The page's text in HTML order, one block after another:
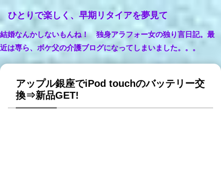
ひとりで楽しく、早期リタイアを夢見て
結婚なんかしないもんね！ 独身アラフォー女の独り言日記。最
近は専ら、ボケ父の介護ブログになってしまいました。。。
アップル銀座でiPod touchのバッテリー交
換⇒新品GET!